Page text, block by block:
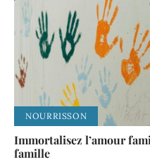
NOURRISSON
Immortalisez l’amour
famille